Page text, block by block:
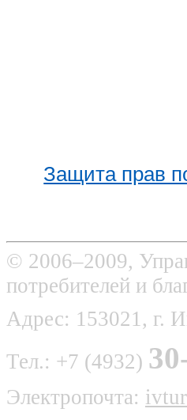
Защита прав
© 2006–2009,
потребителей и
Адрес: 153021, г.
Тел.: +7 (4932)
Электропочта: